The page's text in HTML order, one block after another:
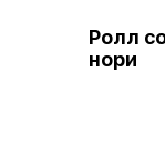
Ролл
нори